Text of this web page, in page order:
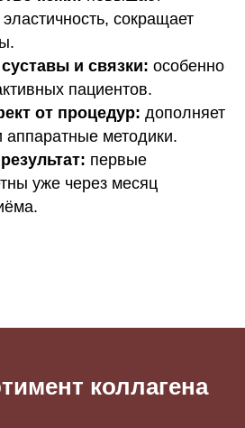
сокращает
и связки: особенно
пациентов.
от процедур: дополняет
аппаратные методики.
первые
уже через месяц
коллагена